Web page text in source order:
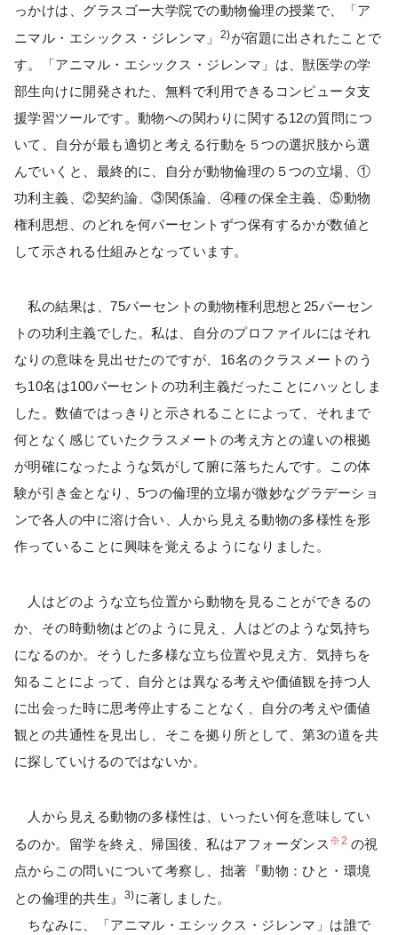
っかけは、グラスゴー大学院での動物倫理の授業で、「ア
ニマル・エシックス・ジレンマ」
2)が宿題に出されたことで
す。「アニマル・エシックス・ジレンマ」は、獣医学の学
部生向けに開発された、無料で利用できるコンピュータ支
援学習ツールです。動物への関わりに関する12の質問につ
いて、自分が最も適切と考える行動を５つの選択肢から選
んでいくと、最終的に、自分が動物倫理の５つの立場、①
功利主義、②契約論、③関係論、④種の保全主義、⑤動物
権利思想、のどれを何パーセントずつ保有するかが数値と
して示される仕組みとなっています。
私の結果は、75パーセントの動物権利思想と25パーセン
トの功利主義でした。私は、自分のプロファイルにはそれ
なりの意味を見出せたのですが、16名のクラスメートのう
ち10名は100パーセントの功利主義だったことにハッとしま
した。数値ではっきりと示されることによって、それまで
何となく感じていたクラスメートの考え方との違いの根拠
が明確になったような気がして腑に落ちたんです。この体
験が引き金となり、5つの倫理的立場が微妙なグラデーショ
ンで各人の中に溶け合い、人から見える動物の多様性を形
作っていることに興味を覚えるようになりました。
人はどのような立ち位置から動物を見ることができるの
か、その時動物はどのように見え、人はどのような気持ち
になるのか。そうした多様な立ち位置や見え方、気持ちを
知ることによって、自分とは異なる考えや価値観を持つ人
に出会った時に思考停止することなく、自分の考えや価値
観との共通性を見出し、そこを拠り所として、第3の道を共
に探していけるのではないか。
人から見える動物の多様性は、いったい何を意味してい
るのか。留学を終え、帰国後、私はアフォーダンス ※2 の視
点からこの問いについて考察し、拙著『動物：ひと・環境
との倫理的共生』
3)に著しました。
ちなみに、「アニマル・エシックス・ジレンマ」は誰で